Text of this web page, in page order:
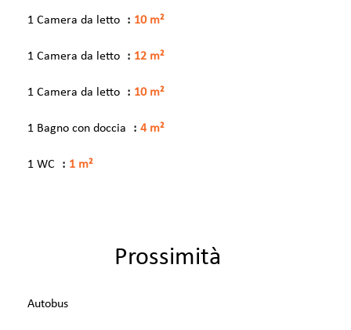
1 Camera da letto 10 m²
1 Camera da letto 12 m²
1 Camera da letto 10 m²
1 Bagno con doccia 4 m²
1 WC 1 m²
Prossimità
Autobus